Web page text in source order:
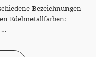
Bezeichnungen
Edelmetallfarben:
…